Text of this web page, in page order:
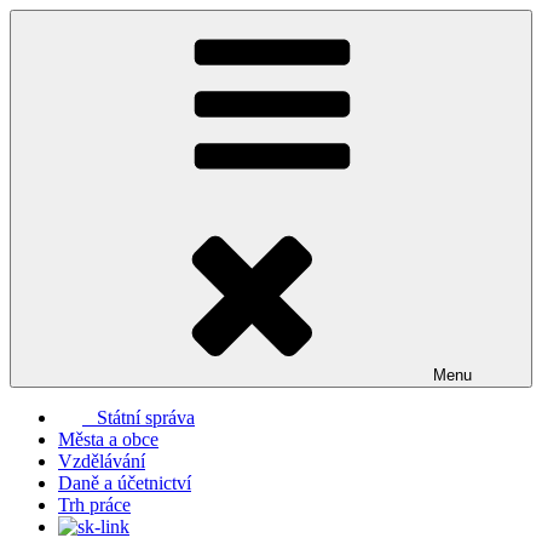
Přejít
Menu
Státní správa
Města a obce
Vzdělávání
Daně a účetnictví
Trh práce